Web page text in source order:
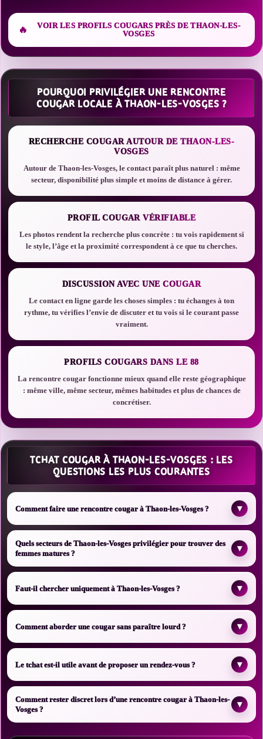
VOIR LES PROFILS COUGARS PRÈS DE THAON-LES-
VOSGES
POURQUOI PRIVILÉGIER UNE RENCONTRE
COUGAR LOCALE À THAON-LES-VOSGES ?
RECHERCHE COUGAR AUTOUR DE THAON-LES-
VOSGES
Autour de Thaon-les-Vosges, le contact paraît plus naturel : même
secteur, disponibilité plus simple et moins de distance à gérer.
PROFIL COUGAR VÉRIFIABLE
Les photos rendent la recherche plus concrète : tu vois rapidement si
le style, l’âge et la proximité correspondent à ce que tu cherches.
DISCUSSION AVEC UNE COUGAR
Le contact en ligne garde les choses simples : tu échanges à ton
rythme, tu vérifies l’envie de discuter et tu vois si le courant passe
vraiment.
PROFILS COUGARS DANS LE 88
La rencontre cougar fonctionne mieux quand elle reste géographique
: même ville, même secteur, mêmes habitudes et plus de chances de
concrétiser.
TCHAT COUGAR À THAON-LES-VOSGES : LES
QUESTIONS LES PLUS COURANTES
Comment faire une rencontre cougar à Thaon-les-Vosges ? ▾
Quels secteurs de Thaon-les-Vosges privilégier pour trouver des
femmes matures ?
▾
Faut-il chercher uniquement à Thaon-les-Vosges ? ▾
Comment aborder une cougar sans paraître lourd ? ▾
Le tchat est-il utile avant de proposer un rendez-vous ? ▾
Comment rester discret lors d’une rencontre cougar à Thaon-les-
Vosges ?
▾